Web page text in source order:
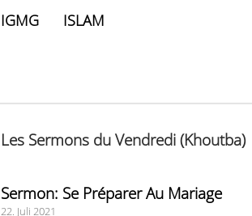
IGMG ISLAM
Les Sermons du Vendredi (Khoutba)
Sermon: Se Préparer Au Mariage
22. Juli 2021